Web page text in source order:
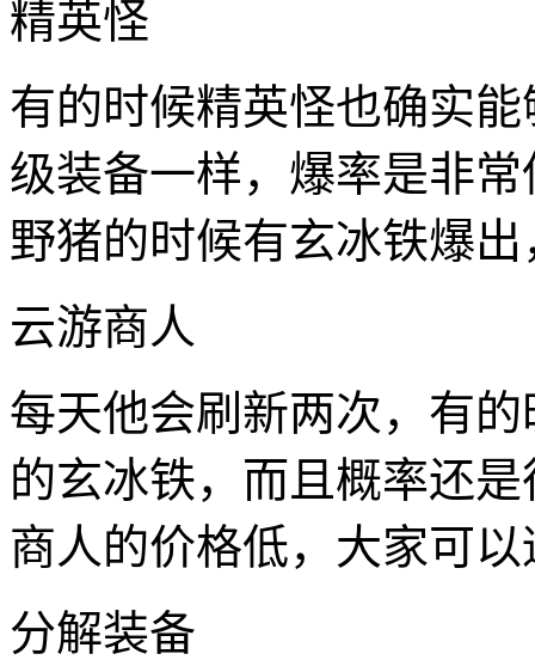
精英怪
有的时候精英怪也确实
级装备一样，爆率是非
野猪的时候有玄冰铁爆
云游商人
每天他会刷新两次，有
的玄冰铁，而且概率还
商人的价格低，大家可
分解装备